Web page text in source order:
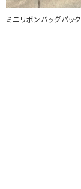
ミニリボンバッグパック